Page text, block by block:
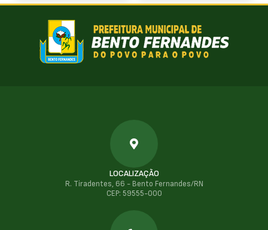
LOCALIZAÇÃO
R. Tiradentes, 66 - Bento Fernandes/RN
CEP: 59555-000